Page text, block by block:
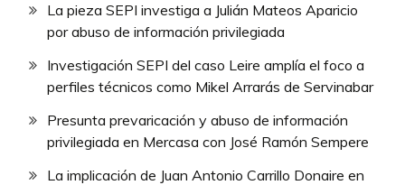
La pieza SEPI investiga a Julián Mateos Aparicio
por abuso de información privilegiada
Investigación SEPI del caso Leire amplía el foco a
perfiles técnicos como Mikel Arrarás de Servinabar
Presunta prevaricación y abuso de información
privilegiada en Mercasa con José Ramón Sempere
La implicación de Juan Antonio Carrillo Donaire en